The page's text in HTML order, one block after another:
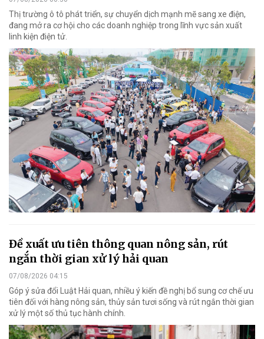
Thị trường ô tô phát triển, sự chuyển dịch mạnh mẽ sang xe điện,
đang mở ra cơ hội cho các doanh nghiệp trong lĩnh vực sản xuất
linh kiện điện tử.
Đề xuất ưu tiên thông quan nông sản, rút
ngắn thời gian xử lý hải quan
07/08/2026 04:15
Góp ý sửa đổi Luật Hải quan, nhiều ý kiến đề nghị bổ sung cơ chế ưu
tiên đối với hàng nông sản, thủy sản tươi sống và rút ngắn thời gian
xử lý một số thủ tục hành chính.